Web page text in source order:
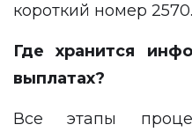
короткий номер 2570.
Где хранится
выплатах?
Все этапы